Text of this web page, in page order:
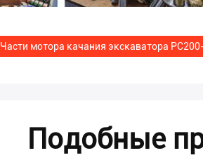
Части мотора качания экскаватора
Подобные